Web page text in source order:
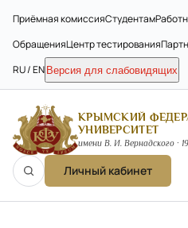
Приёмная комиссияСтудентам
ОбращенияЦентр тестирования
RU / EN Версия для слабовидящих
КРЫМСКИЙ
УНИВЕРСИТЕТ
имени В. И. Вернадского ·
Личный кабинет